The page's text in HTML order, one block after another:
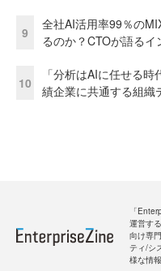
9
全社AI活用率99％の
るのか？CTOが語る
10
「分析はAIに任せる
績企業に共通する組織
「
運営す
向け専
ティ/シ
様な情